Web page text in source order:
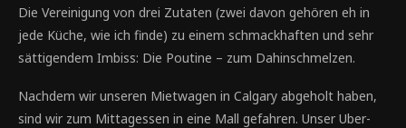
Die Vereinigung von drei Zutaten (zwei davon gehören eh in
jede Küche, wie ich finde) zu einem schmackhaften und sehr
sättigendem Imbiss: Die Poutine – zum Dahinschmelzen.
Nachdem wir unseren Mietwagen in Calgary abgeholt haben,
sind wir zum Mittagessen in eine Mall gefahren. Unser Uber-